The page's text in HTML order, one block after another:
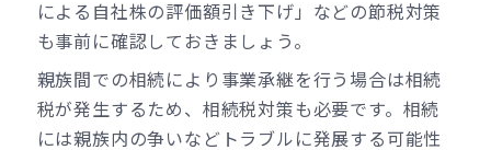
による自社株の評価額引き下げ」などの節税対策
も事前に確認しておきましょう。
親族間での相続により事業承継を行う場合は相続
税が発生するため、相続税対策も必要です。相続
には親族内の争いなどトラブルに発展する可能性